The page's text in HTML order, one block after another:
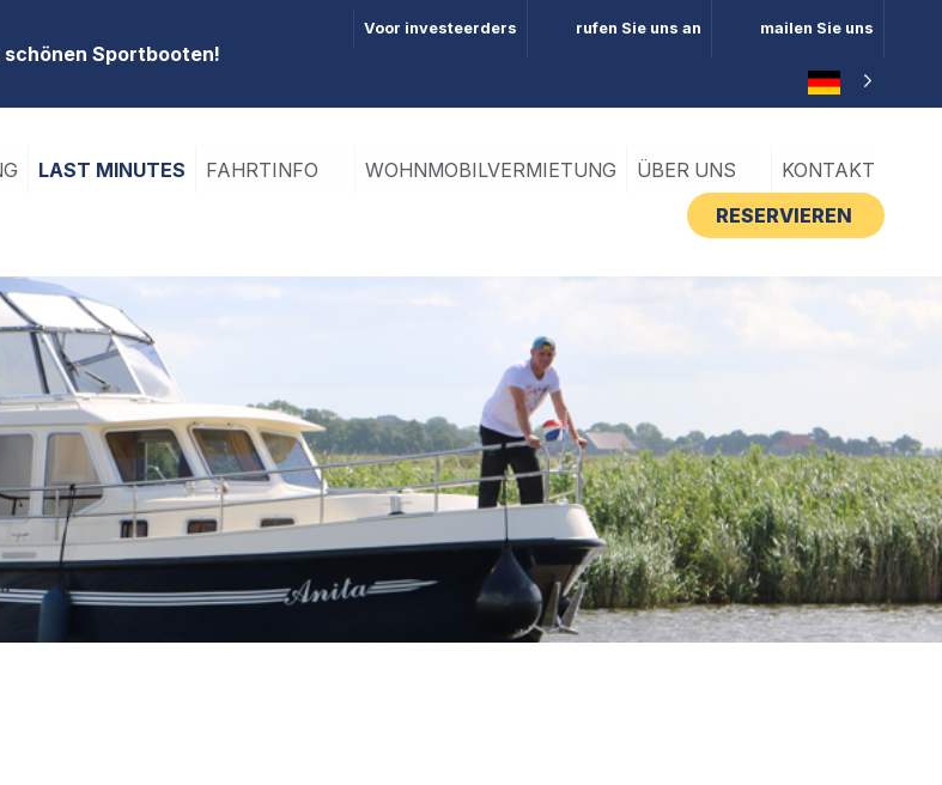
Sportbooten!
Voor investeerders rufen Sie uns an mailen Sie uns
LAST MINUTES FAHRTINFO WOHNMOBILVERMIETUNG ÜBER UNS
KONTAKT
RESERVIEREN